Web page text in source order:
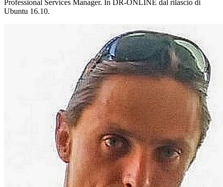
Professional Services Manager. In DR-ONLINE dal rilascio di
Ubuntu 16.10.